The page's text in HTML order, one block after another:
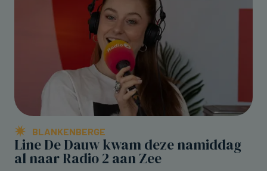
BLANKENBERGE
Line De Dauw kwam deze namiddag
al naar Radio 2 aan Zee